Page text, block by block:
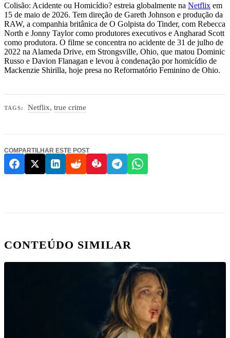
Colisão: Acidente ou Homicídio? estreia globalmente na Netflix em
15 de maio de 2026. Tem direção de Gareth Johnson e produção da
RAW, a companhia britânica de O Golpista do Tinder, com Rebecca
North e Jonny Taylor como produtores executivos e Angharad Scott
como produtora. O filme se concentra no acidente de 31 de julho de
2022 na Alameda Drive, em Strongsville, Ohio, que matou Dominic
Russo e Davion Flanagan e levou à condenação por homicídio de
Mackenzie Shirilla, hoje presa no Reformatório Feminino de Ohio.
TAGS: Netflix,true crime
COMPARTILHAR ESTE POST
CONTEÚDO SIMILAR